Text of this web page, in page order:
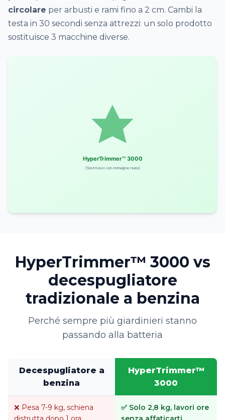
circolare per arbusti e rami fino a 2 cm. Cambi la
testa in 30 secondi senza attrezzi: un solo prodotto
sostituisce 3 macchine diverse.
HyperTrimmer™ 3000 vs
decespugliatore
tradizionale a benzina
Perché sempre più giardinieri stanno
passando alla batteria
Decespugliatore a
benzina
HyperTrimmer™
3000
❌ Pesa 7-9 kg, schiena
✅ Solo 2,8 kg, lavori ore